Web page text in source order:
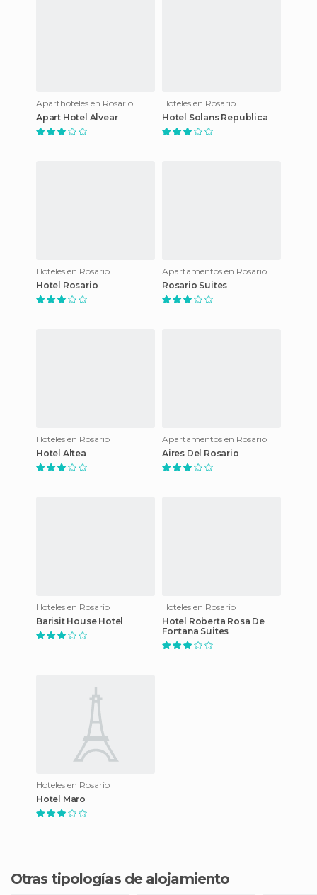
Aparthoteles en Rosario
Apart Hotel Alvear
Hoteles en Rosario
Hotel Solans Republica
Hoteles en Rosario
Hotel Rosario
Apartamentos en Rosario
Rosario Suites
Hoteles en Rosario
Hotel Altea
Apartamentos en Rosario
Aires Del Rosario
Hoteles en Rosario
Barisit House Hotel
Hoteles en Rosario
Hotel Roberta Rosa De
Fontana Suites
Hoteles en Rosario
Hotel Maro
Otras tipologías de alojamiento